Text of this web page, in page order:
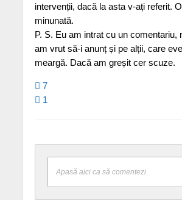
intervenții, dacă la asta v-ați referit.
minunată.
P. S. Eu am intrat cu un comentariu,
am vrut să-i anunț și pe alții, care
meargă. Dacă am greșit cer scuze.
7
1
Apasă aici ca să comentezi